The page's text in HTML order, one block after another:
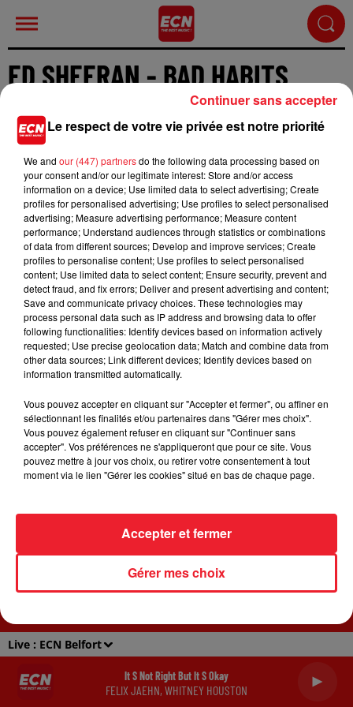
Live : ECN Belfort
It S Not Right But It S Okay
FELIX JAEHN, WHITNEY HOUSTON
ED SHEERAN - BAD HABITS
Cet élément est masqué compte-tenu du refus du
dépôt de cookies que vous avez exprimé. Si vous
souhaitez l'afficher, merci de nous donner votre
accord en cliquant sur le bouton ci-dessous.
Afficher l'élément
SORTIR EN ALSACE CONTACT
Gestion des cookies Plan du site
Archives 2026 2025 2024 2023 2022
Le respect de votre vie privée est notre priorité
We and our (447) partnersdo the following data processing based on
your consent and/or our legitimate interest: Store and/or access
information on a device; Use limited data to select advertising; Create
profiles for personalised advertising; Use profiles to select personalised
advertising; Measure advertising performance; Measure content
performance; Understand audiences through statistics or combinations
of data from different sources; Develop and improve services; Create
profiles to personalise content; Use profiles to select personalised
content; Use limited data to select content; Ensure security, prevent and
detect fraud, and fix errors; Deliver and present advertising and content;
Save and communicate privacy choices. These technologies may
process personal data such as IP address and browsing data to offer
following functionalities: Identify devices based on information actively
requested; Use precise geolocation data; Match and combine data from
other data sources; Link different devices; Identify devices based on
information transmitted automatically.
Vous pouvez accepter en cliquant sur "Accepter et fermer", ou affiner en
sélectionnant les finalités et/ou partenaires dans "Gérer mes choix".
Vous pouvez également refuser en cliquant sur "Continuer sans
accepter". Vos préférences ne s'appliqueront que pour ce site. Vous
pouvez mettre à jour vos choix, ou retirer votre consentement à tout
moment via le lien "Gérer les cookies" situé en bas de chaque page.
Gérer mes choix
Accepter et fermer
Continuer sans accepter